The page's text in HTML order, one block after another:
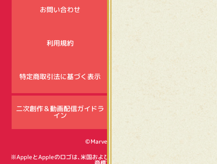
お問い合わせ キャンペーン注意事項
利用規約 プライバシーポリシー
特定商取引法に基づく表示 資金決済法に基づく表示
二次創作＆動画配信ガイドラ
イン
SNSコミュニティ
©Marvelous Inc.
※AppleとAppleのロゴは、米国およびその他の国で登録されたApple Inc.の